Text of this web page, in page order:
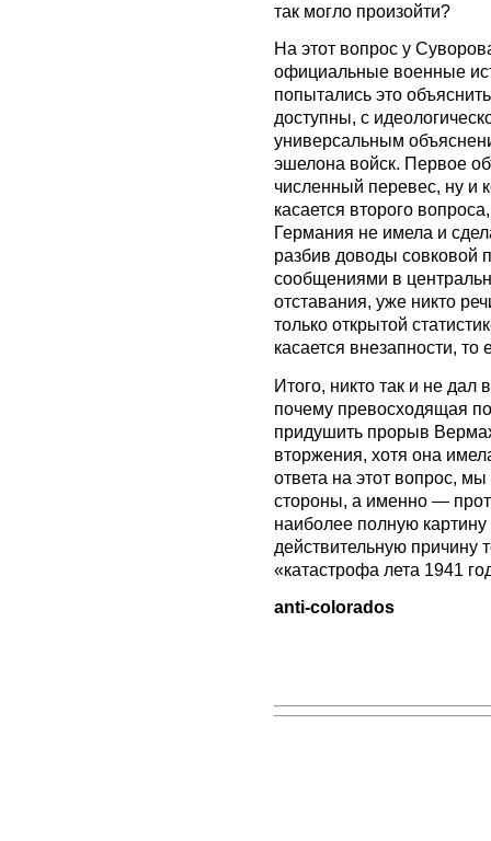
так могло произойти?
На этот вопрос у
официальные военные
попытались это
доступны, с
универсальным
эшелона войск. Первое
численный перевес, ну и
касается второго
Германия не имела и
разбив доводы совковой
сообщениями в
отставания, уже никто
только открытой
касается внезапности, то
Итого, никто так и не дал
почему превосходящая
придушить прорыв
вторжения, хотя она
ответа на этот вопрос,
стороны, а именно —
наиболее полную
действительную причину
«катастрофа лета 1941
anti-colorados